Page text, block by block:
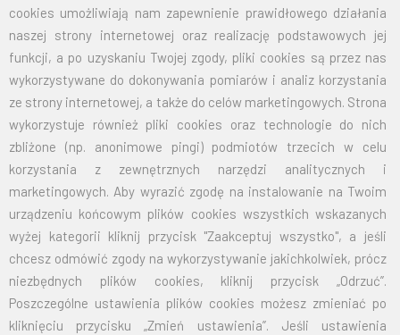
cookies umożliwiają nam zapewnienie prawidłowego działania
naszej strony internetowej oraz realizację podstawowych jej
funkcji, a po uzyskaniu Twojej zgody, pliki cookies są przez nas
wykorzystywane do dokonywania pomiarów i analiz korzystania
ze strony internetowej, a także do celów marketingowych. Strona
wykorzystuje również pliki cookies oraz technologie do nich
zbliżone (np. anonimowe pingi) podmiotów trzecich w celu
korzystania z zewnętrznych narzędzi analitycznych i
marketingowych. Aby wyrazić zgodę na instalowanie na Twoim
urządzeniu końcowym plików cookies wszystkich wskazanych
wyżej kategorii kliknij przycisk "Zaakceptuj wszystko", a jeśli
chcesz odmówić zgody na wykorzystywanie jakichkolwiek, prócz
niezbędnych plików cookies, kliknij przycisk „Odrzuć”.
Poszczególne ustawienia plików cookies możesz zmieniać po
kliknięciu przycisku „Zmień ustawienia”. Jeśli ustawienia
BIELFLAG
BIEL - FLAG
Flagi, Bandery, Reklamy Sp. z o.o.